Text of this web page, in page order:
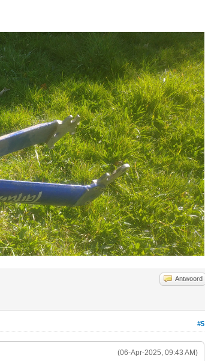
Antwoord
#5
(06-Apr-2025, 09:43 AM)